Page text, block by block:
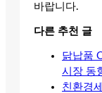
바랍니다.
다른 추천 글
닭납품
시장 동
친환경